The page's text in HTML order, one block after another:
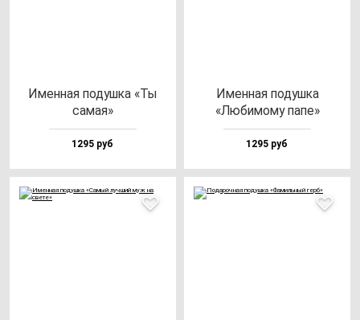
Имен­ная по­душ­ка «Ты
са­мая»
1295 руб
Имен­ная по­душ­ка
«Люби­мо­му па­пе»
1295 руб